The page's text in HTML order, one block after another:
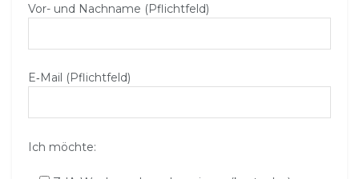
Vor- und Nachname (Pflichtfeld)
E‑Mail (Pflichtfeld)
Ich möchte: